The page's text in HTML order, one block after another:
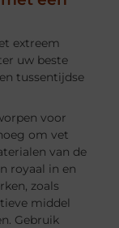
extreem
uw beste
tussentijdse
voor
om vet
van de
royaal in en
zoals
middel
Gebruik